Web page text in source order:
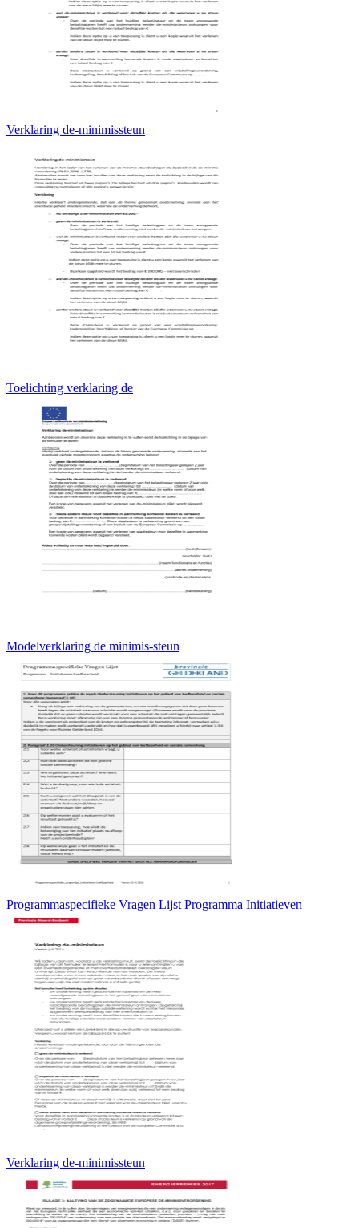
Verklaring de-minimissteun
Toelichting verklaring de
Modelverklaring de minimis-steun
Programmaspecifieke Vragen Lijst Programma Initiatieven
Verklaring de-minimissteun